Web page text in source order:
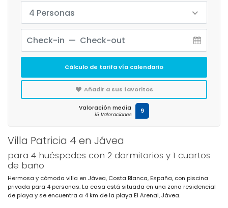
Villa Patricia 4 en Jávea
para 4 huéspedes con 2 dormitorios y 1 cuartos
de baño
Hermosa y cómoda villa en Jávea, Costa Blanca, España, con piscina
privada para 4 personas. La casa está situada en una zona residencial
de playa y se encuentra a 4 km de la playa El Arenal, Jávea.
4 Personas
Cálculo de tarifa vía calendario
Añadir a sus favoritos
Valoración media
15 Valoraciones 9